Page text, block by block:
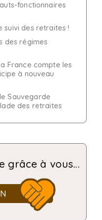
fonctionnaires
suivi des retraites !
des régimes
France compte les
à nouveau
Sauvegarde
des retraites
grâce à vous...